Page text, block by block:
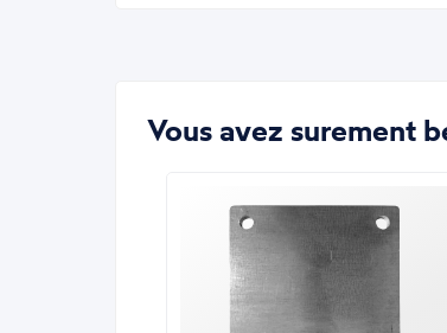
Vous avez surement